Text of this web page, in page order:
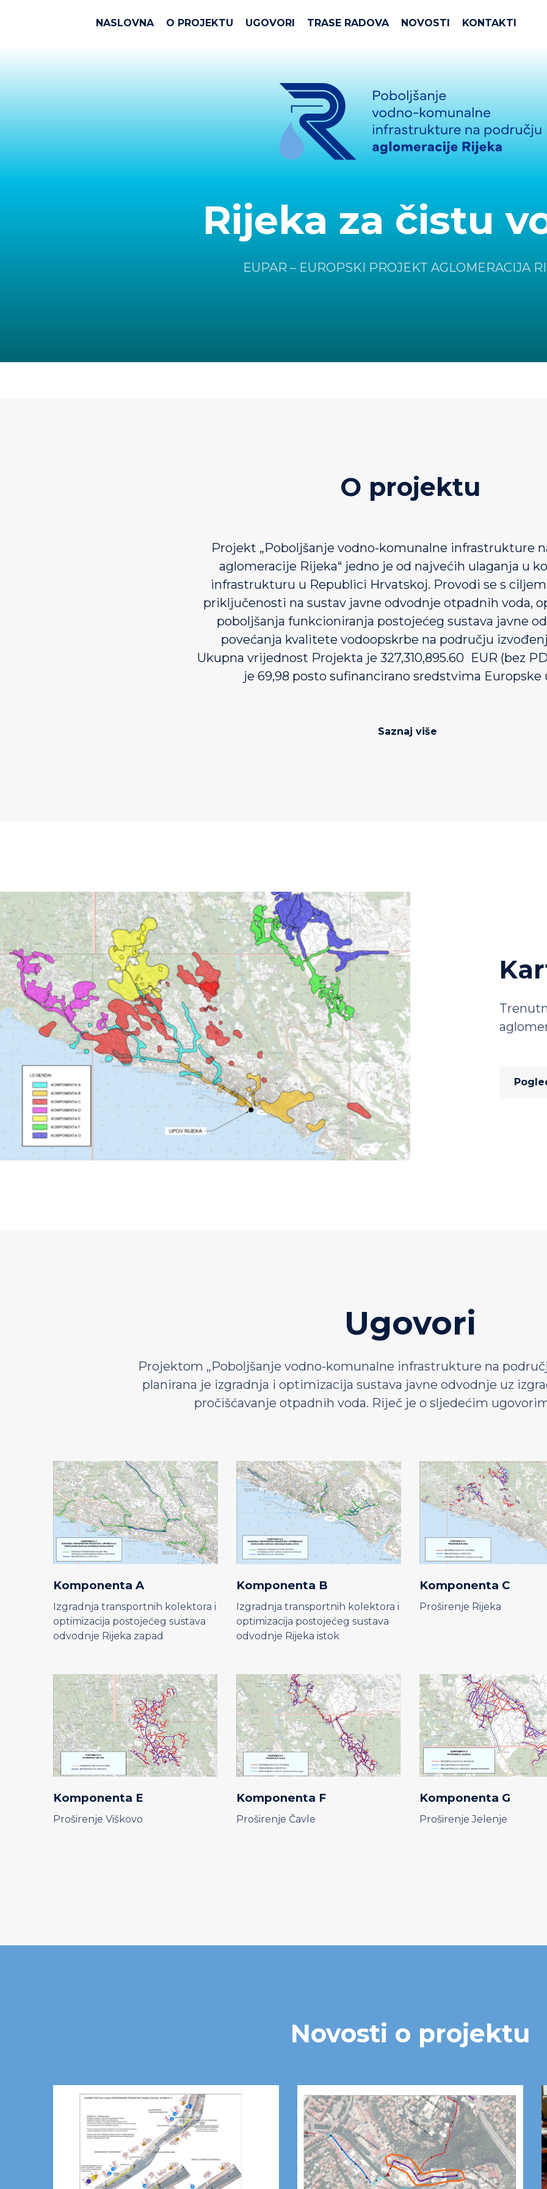
NASLOVNA O PROJEKTU UGOVORI TRASE RADOVA NOVOSTI KONTAKTI
Rijeka za čistu
EUPAR – EUROPSKI PROJEKT AGLOMERACIJA
O projektu
Projekt „Poboljšanje vodno-komunalne infrastrukture
aglomeracije Rijeka“ jedno je od najvećih ulaganja u
infrastrukturu u Republici Hrvatskoj. Provodi se s
priključenosti na sustav javne odvodnje otpadnih voda,
poboljšanja funkcioniranja postojećeg sustava javne
povećanja kvalitete vodoopskrbe na području
Ukupna vrijednost Projekta je 327,310,895.60 EUR (bez
je 69,98 posto sufinancirano sredstvima Europske
Saznaj više
Ugovori
Projektom „Poboljšanje vodno-komunalne infrastrukture na
planirana je izgradnja i optimizacija sustava javne odvodnje uz
pročišćavanje otpadnih voda. Riječ je o sljedećim
Komponenta A
Izgradnja transportnih kolektora i
optimizacija postojećeg sustava
odvodnje Rijeka zapad
Komponenta B
Izgradnja transportnih kolektora i
optimizacija postojećeg sustava
odvodnje Rijeka istok
Komponenta C
Proširenje Rijeka
Komponenta E
Proširenje Viškovo
Komponenta F
Proširenje Čavle
Komponenta G
Proširenje Jelenje
Novosti o projektu